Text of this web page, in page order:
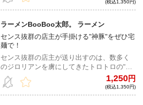
も至高の一杯だ！
(税込1,350円)
ラーメンBooBoo太郎。 ラーメン
センス抜群の店主が手掛ける"神豚"をぜひ宅
麺で！
センス抜群の店主が送り出すのは、数多く
のジロリアンを虜にしてきたトロトロの"神
豚"とワシワシの自家製麺！すべてがハイレ
ベルな一杯を、ご自宅で是非堪能してほし
い
1,250円
(税込1,350円)